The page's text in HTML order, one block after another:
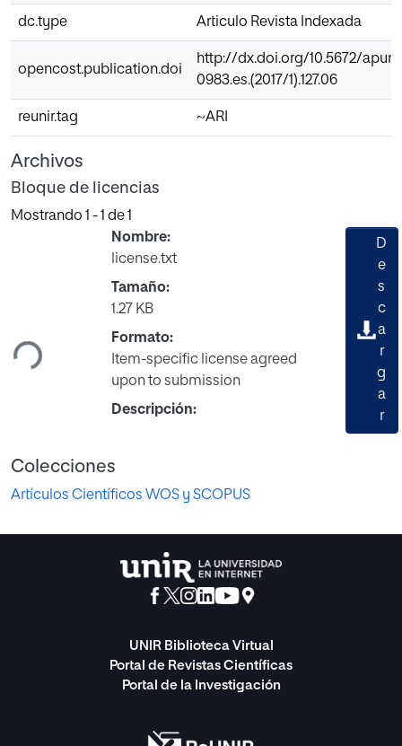
dc.type Articulo Revista Indexada
opencost.publication.doi
http://dx.doi.org/10.5672/
0983.es.(2017/1).127.06
reunir.tag ~ARI
Archivos
Bloque de licencias
Mostrando 1 - 1 de 1
Cargando...
Nombre:
license.txt
Tamaño:
1.27 KB
Formato:
Item-specific license agreed
upon to submission
Descripción:
D
e
s
c
a
r
g
a
r
Colecciones
Artículos Científicos WOS y SCOPUS
UNIR Biblioteca Virtual
Portal de Revistas Científicas
Portal de la Investigación